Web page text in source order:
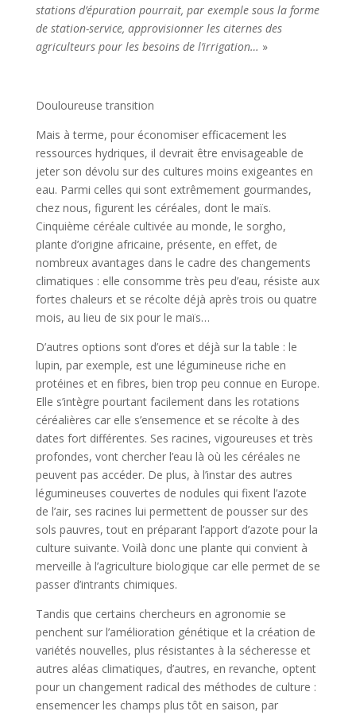
stations d’épuration pourrait, par exemple sous la forme
de station-service, approvisionner les citernes des
agriculteurs pour les besoins de l’irrigation… »
Douloureuse transition
Mais à terme, pour économiser efficacement les
ressources hydriques, il devrait être envisageable de
jeter son dévolu sur des cultures moins exigeantes en
eau. Parmi celles qui sont extrêmement gourmandes,
chez nous, figurent les céréales, dont le maïs.
Cinquième céréale cultivée au monde, le sorgho,
plante d’origine africaine, présente, en effet, de
nombreux avantages dans le cadre des changements
climatiques : elle consomme très peu d’eau, résiste aux
fortes chaleurs et se récolte déjà après trois ou quatre
mois, au lieu de six pour le maïs…
D’autres options sont d’ores et déjà sur la table : le
lupin, par exemple, est une légumineuse riche en
protéines et en fibres, bien trop peu connue en Europe.
Elle s’intègre pourtant facilement dans les rotations
céréalières car elle s’ensemence et se récolte à des
dates fort différentes. Ses racines, vigoureuses et très
profondes, vont chercher l’eau là où les céréales ne
peuvent pas accéder. De plus, à l’instar des autres
légumineuses couvertes de nodules qui fixent l’azote
de l’air, ses racines lui permettent de pousser sur des
sols pauvres, tout en préparant l’apport d’azote pour la
culture suivante. Voilà donc une plante qui convient à
merveille à l’agriculture biologique car elle permet de se
passer d’intrants chimiques.
Tandis que certains chercheurs en agronomie se
penchent sur l’amélioration génétique et la création de
variétés nouvelles, plus résistantes à la sécheresse et
autres aléas climatiques, d’autres, en revanche, optent
pour un changement radical des méthodes de culture :
ensemencer les champs plus tôt en saison, par